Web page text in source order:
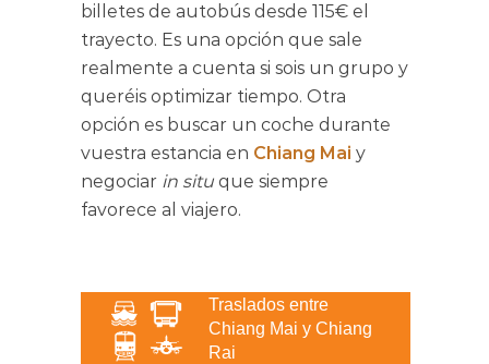
billetes de autobús desde 115€ el
trayecto. Es una opción que sale
realmente a cuenta si sois un grupo y
queréis optimizar tiempo. Otra
opción es buscar un coche durante
vuestra estancia en Chiang Mai y
negociar in situ que siempre
favorece al viajero.
Traslados entre
Chiang Mai y Chiang
Rai